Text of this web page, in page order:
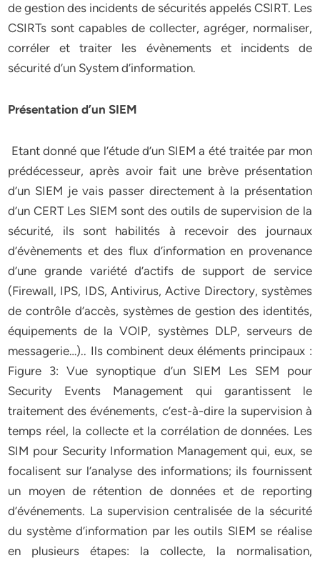
de gestion des incidents de sécurités appelés CSIRT. Les
CSIRTs sont capables de collecter, agréger, normaliser,
corréler et traiter les évènements et incidents de
sécurité d’un System d’information.
Présentation d’un SIEM
Etant donné que l’étude d’un SIEM a été traitée par mon
prédécesseur, après avoir fait une brève présentation
d’un SIEM je vais passer directement à la présentation
d’un CERT Les SIEM sont des outils de supervision de la
sécurité, ils sont habilités à recevoir des journaux
d’évènements et des flux d’information en provenance
d’une grande variété d’actifs de support de service
(Firewall, IPS, IDS, Antivirus, Active Directory, systèmes
de contrôle d’accès, systèmes de gestion des identités,
équipements de la VOIP, systèmes DLP, serveurs de
messagerie…).. Ils combinent deux éléments principaux :
Figure 3: Vue synoptique d’un SIEM Les SEM pour
Security Events Management qui garantissent le
traitement des événements, c’est-à-dire la supervision à
temps réel, la collecte et la corrélation de données. Les
SIM pour Security Information Management qui, eux, se
focalisent sur l’analyse des informations; ils fournissent
un moyen de rétention de données et de reporting
d’événements. La supervision centralisée de la sécurité
du système d’information par les outils SIEM se réalise
en plusieurs étapes: la collecte, la normalisation,